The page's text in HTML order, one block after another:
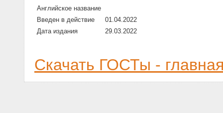
Английское название
Введен в действие
01.04.2022
Дата издания
29.03.2022
Скачать ГОСТы -